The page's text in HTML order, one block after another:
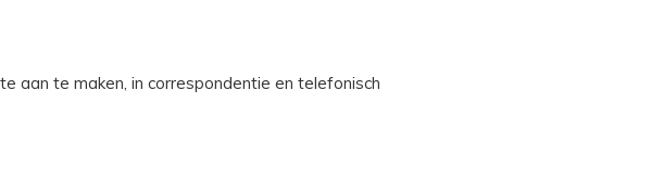
aan te maken, in correspondentie en telefonisch